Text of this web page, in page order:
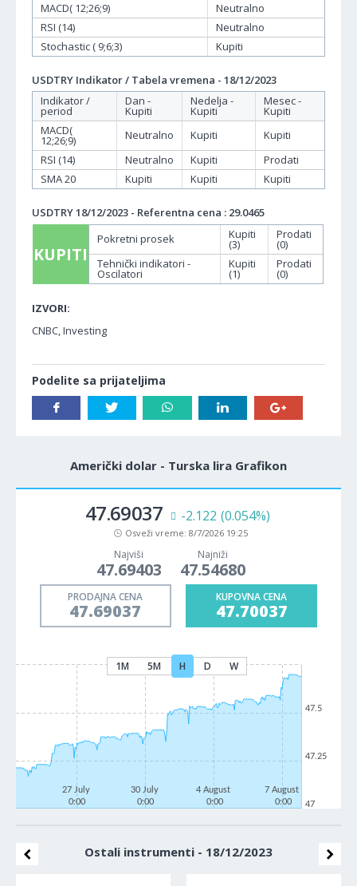
MACD( 12;26;9)
Neutralno
RSI (14)
Neutralno
Stochastic ( 9;6;3)
Kupiti
USDTRY Indikator / Tabela vremena - 18/12/2023
Indikator /
period
Dan -
Kupiti
Nedelja -
Kupiti
Mesec -
Kupiti
MACD(
12;26;9) Neutralno Kupiti
Kupiti
RSI (14)
Neutralno Kupiti
Prodati
SMA 20
Kupiti Kupiti Kupiti
USDTRY 18/12/2023 - Referentna cena : 29.0465
KUPITI
Pokretni prosek Kupiti
(3)
Prodati
(0)
Tehnički indikatori -
Oscilatori
Kupiti
(1)
Prodati
(0)
IZVORI:
CNBC, Investing
Podelite sa prijateljima
Američki dolar - Turska lira Grafikon
47.69037 -2.122 (0.054%)
Osveži vreme: 8/7/2026 19:25
Najviši
47.69403
Najniži
47.54680
PRODAJNA CENA
47.69037
KUPOVNA CENA
47.70037
1M 5M H D W
27 July
0:00
30 July
0:00
4 August
0:00
7 August
0:00
47
47.25
47.5
Ostali instrumenti - 18/12/2023